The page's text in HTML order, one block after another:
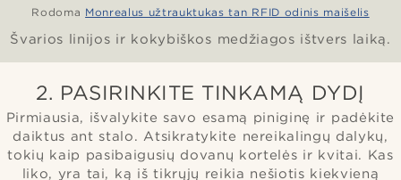
Rodoma Monrealus užtrauktukas tan RFID odinis maišelis
Švarios linijos ir kokybiškos medžiagos ištvers laiką.
2. PASIRINKITE TINKAMĄ DYDĮ
Pirmiausia, išvalykite savo esamą piniginę ir padėkite
daiktus ant stalo. Atsikratykite nereikalingų dalykų,
tokių kaip pasibaigusių dovanų kortelės ir kvitai. Kas
liko, yra tai, ką iš tikrųjų reikia nešiotis kiekvieną